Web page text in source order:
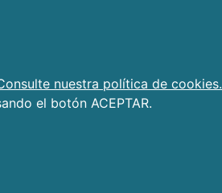
nuestra política de cookies.
el botón ACEPTAR.